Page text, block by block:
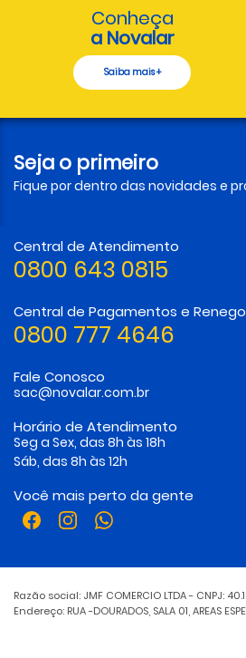
Conheça
a Novalar
Saiba mais +
Seja o primeiro
Fique por dentro das novidades e
Central de Atendimento
0800 643 0815
Central de Pagamentos e
0800 777 4646
Fale Conosco
sac@novalar.com.br
Horário de Atendimento
Seg a Sex, das 8h às 18h
Sáb, das 8h às 12h
Você mais perto da gente
Razão social: JMF COMERCIO LTDA - CNPJ:
Endereço: RUA -DOURADOS, SALA 01, AREAS